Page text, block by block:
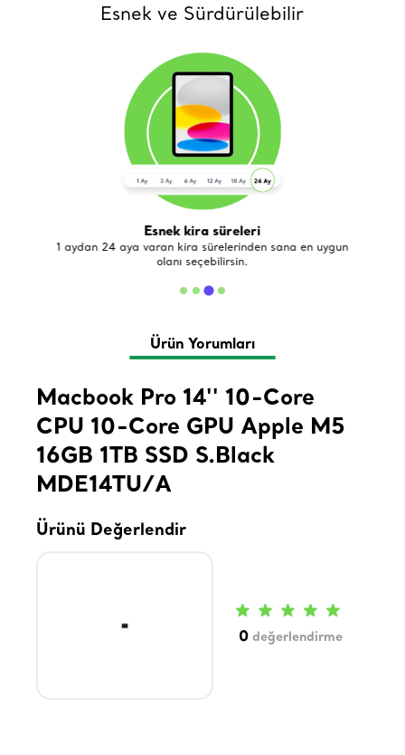
Esnek ve Sürdürülebilir
Esnek kira süreleri
1 aydan 24 aya varan kira sürelerinden sana en uygun
olanı seçebilirsin.
Ürün Yorumları
Macbook Pro 14'' 10-Core
CPU 10-Core GPU Apple M5
16GB 1TB SSD S.Black
MDE14TU/A
Ürünü Değerlendir
0 değerlendirme